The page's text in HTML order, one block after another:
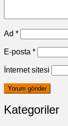
Ad *
E-posta *
İnternet sitesi
Kategoriler